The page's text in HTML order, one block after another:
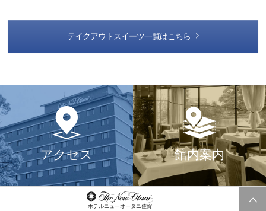
テイクアウトスイーツ一覧はこちら
アクセス 館内案内
ホテルニューオータニ佐賀